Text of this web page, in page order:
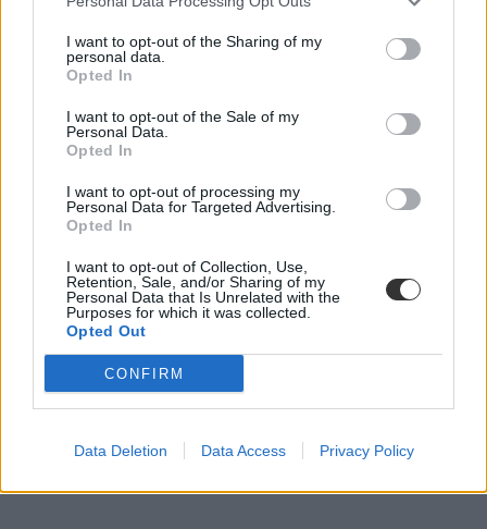
I want to opt-out of the Sharing of my
personal data.
Opted In
I want to opt-out of the Sale of my
Personal Data.
Opted In
I want to opt-out of processing my
Personal Data for Targeted Advertising.
Opted In
I want to opt-out of Collection, Use,
Retention, Sale, and/or Sharing of my
Personal Data that Is Unrelated with the
Purposes for which it was collected.
Opted Out
CONFIRM
Data Deletion Data Access Privacy Policy
alkalmazás
érettségi vizsgák
ingyenes app
belföld
érettségi 2020
érettségi 2019
őszi érettségi 2019
érettségi appok